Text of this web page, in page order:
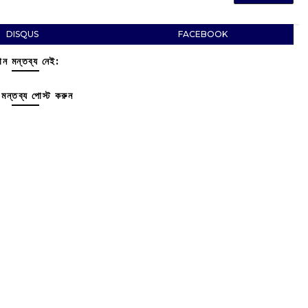
DISQUS FACEBOOK
মন্তব্য নেই:
পোস্ট করুন